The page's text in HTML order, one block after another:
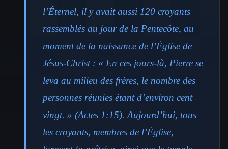
l’Éternel, il y avait aussi 120 croyants
rassemblés au jour de la Pentecôte, au
moment de la naissance de l’Église de
Jésus-Christ : « En ces jours-là, Pierre se
leva au milieu des frères, le nombre des
personnes réunies étant d’environ cent
vingt. » (Actes 1:15). Aujourd’hui, tous
les croyants, membres de l’Église,